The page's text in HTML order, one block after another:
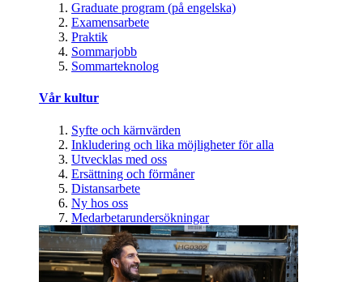
Graduate program (på engelska)
Examensarbete
Praktik
Sommarjobb
Sommarteknolog
Vår kultur
Syfte och kärnvärden
Inkludering och lika möjligheter för alla
Utvecklas med oss
Ersättning och förmåner
Distansarbete
Ny hos oss
Medarbetarundersökningar